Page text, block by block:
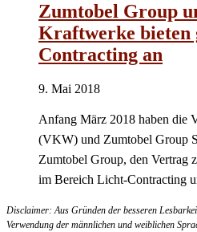
Zumtobel Group
Kraftwerke bieten
Contracting an
9. Mai 2018
Anfang März 2018 haben die
(VKW) und Zumtobel Group
Zumtobel Group, den Vertrag
im Bereich Licht-Contracting
Disclaimer: Aus Gründen der besseren
Verwendung der männlichen und weiblichen